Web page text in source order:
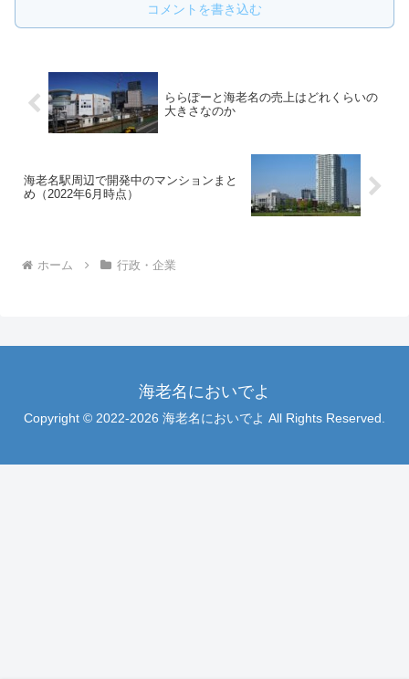
コメントを書き込む
ららぽーと海老名の売上はどれくらいの
大きさなのか
海老名駅周辺で開発中のマンションまと
め（2022年6月時点）
ホーム 行政・企業
海老名においでよ
Copyright © 2022-2026 海老名においでよ All Rights Reserved.